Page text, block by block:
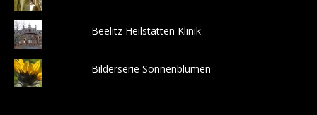
Beelitz Heilstätten Klinik
Bilderserie Sonnenblumen